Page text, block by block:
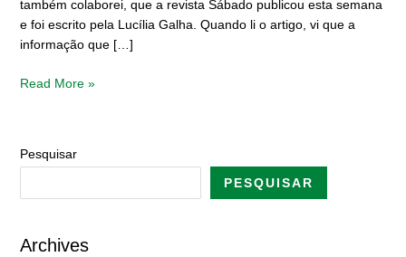
também colaborei, que a revista Sábado publicou esta semana
e foi escrito pela Lucília Galha. Quando li o artigo, vi que a
informação que […]
Read More »
Pesquisar
PESQUISAR
Archives